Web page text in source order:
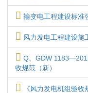
输变电工程建设标准
风力发电工程建设施
Q、GDW
收规范（新）
《风力发电机组验